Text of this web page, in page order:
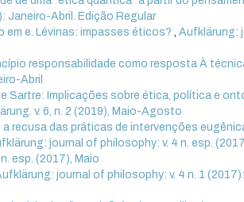
Janeiro-Abril. Edição Regular
e. Lévinas: impasses éticos? ,Aufklärung:
responsabilidade como resposta À
Abril
Sartre: Implicações sobre ética, política e
v. 6, n. 2 (2019), Maio-Agosto
recusa das práticas de intervenções
journal of philosophy: v. 4 n. esp.
esp. (2017), Maio
journal of philosophy: v. 4 n. 1 (2017):